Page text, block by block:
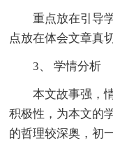
重点放在引导学
点放在体会文章真
3、 学情分析
本文故事强，情
积极性，为本文的
的哲理较深奥，初